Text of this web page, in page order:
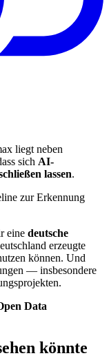
liegt neben
sich AI-
lassen.
zur Erkennung
eine deutsche
erzeugte
können. Und
— insbesondere
Data
könnte